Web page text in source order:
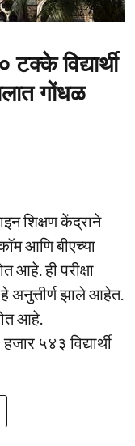
विद्यार्थी
गोंधळ
शिक्षण केंद्राने
आणि बीएच्या
आहे. ही परीक्षा
हे अनुत्तीर्ण झाले आहेत.
आहे.
५४३ विद्यार्थी